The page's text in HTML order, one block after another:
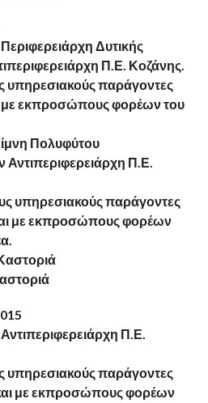
Δυτικής
Π.Ε. Κοζάνης.
υπηρεσιακούς παράγοντες
εκπροσώπους φορέων του
Πολυφύτου
Αντιπεριφερειάρχη Π.Ε.
υπηρεσιακούς παράγοντες
με εκπροσώπους φορέων
Π.Ε.
υπηρεσιακούς παράγοντες
με εκπροσώπους φορέων